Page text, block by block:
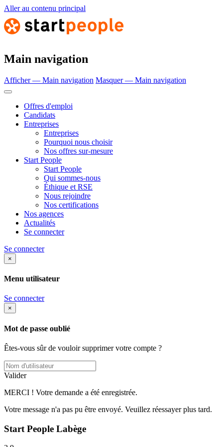
Aller au contenu principal
Main navigation
Afficher — Main navigation Masquer — Main navigation
Offres d'emploi
Candidats
Entreprises
Entreprises
Pourquoi nous choisir
Nos offres sur-mesure
Start People
Start People
Qui sommes-nous
Éthique et RSE
Nous rejoindre
Nos certifications
Nos agences
Actualités
Se connecter
Se connecter
×
Menu utilisateur
Se connecter
×
Mot de passe oublié
Êtes-vous sûr de vouloir supprimer votre compte ?
Valider
MERCI ! Votre demande a été enregistrée.
Votre message n'a pas pu être envoyé. Veuillez réessayer plus tard.
Start People Labège